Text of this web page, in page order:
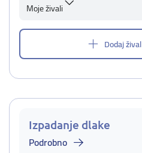
Moje živali
Dodaj žival
Izpadanje dlake
Podrobno